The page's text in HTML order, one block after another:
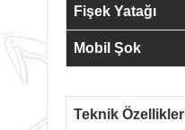
Fişek Yatağı
Mobil Şok
Teknik Özellikler